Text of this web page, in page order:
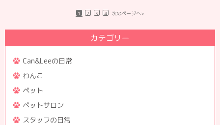
1 2 3 4 次のページへ>
カテゴリー
Can&Leeの日常
わんこ
ペット
ペットサロン
スタッフの日常